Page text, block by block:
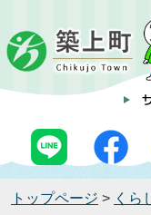
トップページ > くら